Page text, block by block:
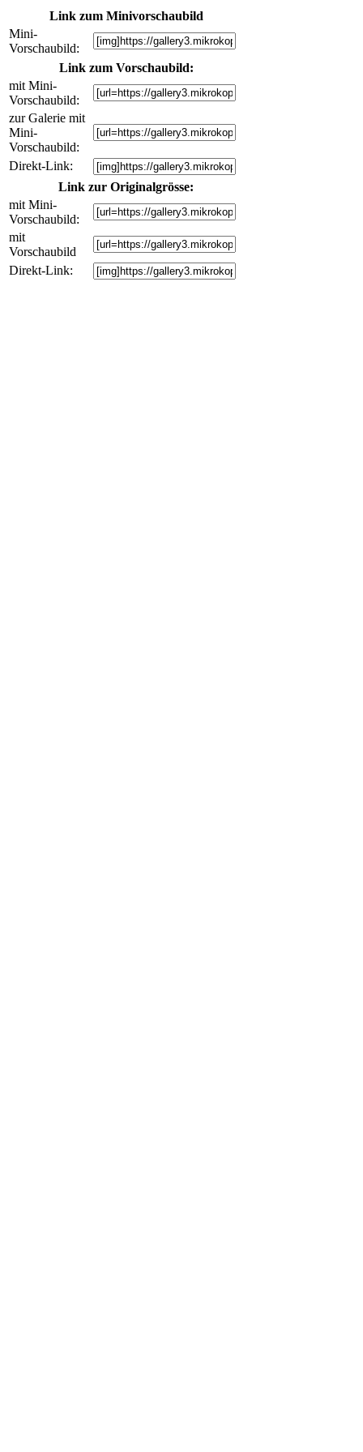
Link zum Minivorschaubild
Mini-
Vorschaubild:
Link zum Vorschaubild:
mit Mini-
Vorschaubild:
zur Galerie mit
Mini-
Vorschaubild:
Direkt-Link:
Link zur Originalgrösse:
mit Mini-
Vorschaubild:
mit
Vorschaubild
Direkt-Link: